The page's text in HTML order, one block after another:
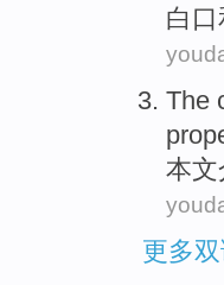
白口
The
本文
更多